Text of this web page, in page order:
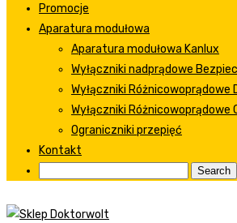
Promocje
Aparatura modułowa
Aparatura modułowa Kanlux
Wyłączniki nadprądowe
Wyłączniki Różnicowoprądowe
Wyłączniki Różnicowoprądowe
Ograniczniki przepięć
Kontakt